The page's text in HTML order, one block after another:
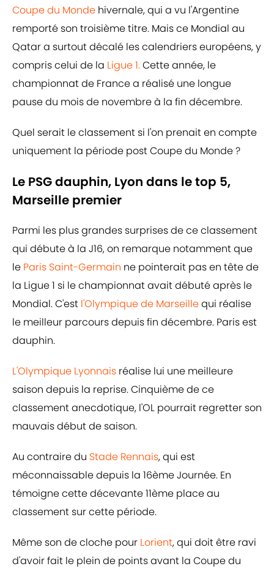
Coupe du Monde hivernale, qui a vu l'Argentine
remporté son troisième titre. Mais ce Mondial au
Qatar a surtout décalé les calendriers européens, y
compris celui de la Ligue 1.Cette année, le
championnat de France a réalisé une longue
pause du mois de novembre à la fin décembre.
Quel serait le classement si l'on prenait en compte
uniquement la période post Coupe du Monde ?
Le PSG dauphin, Lyon dans le top 5,
Marseille premier
Parmi les plus grandes surprises de ce classement
qui débute à la J16, on remarque notamment que
le Paris Saint-Germain ne pointerait pas en tête de
la Ligue 1 si le championnat avait débuté après le
Mondial. C'est l'Olympique de Marseillequi réalise
le meilleur parcours depuis fin décembre. Paris est
dauphin.
L'Olympique Lyonnais réalise lui une meilleure
saison depuis la reprise. Cinquième de ce
classement anecdotique, l'OL pourrait regretter son
mauvais début de saison.
Au contraire du Stade Rennais, qui est
méconnaissable depuis la 16ème Journée. En
témoigne cette décevante 11ème place au
classement sur cette période.
Même son de cloche pour Lorient, qui doit être ravi
d'avoir fait le plein de points avant la Coupe du